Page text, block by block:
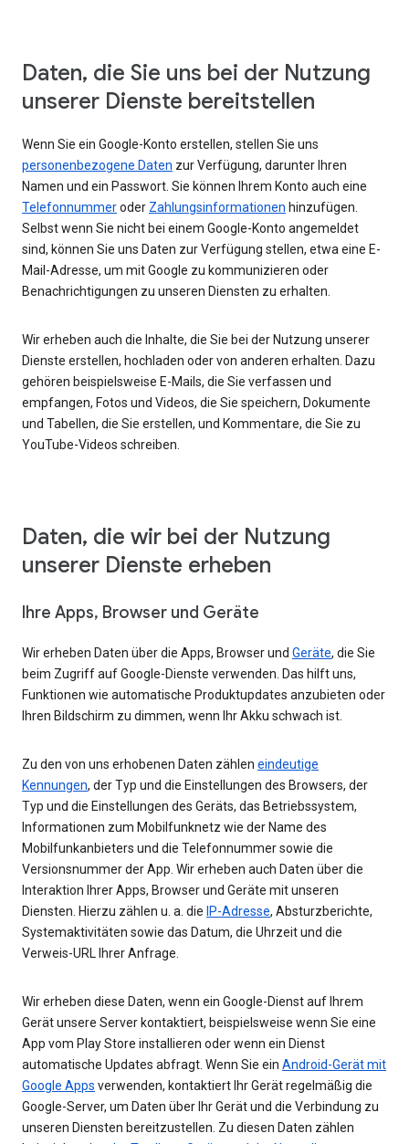
Daten, die Sie uns bei der Nutzung
unserer Dienste bereitstellen
Wenn Sie ein Google-Konto erstellen, stellen Sie uns
personenbezogene Daten zur Verfügung, darunter Ihren
Namen und ein Passwort. Sie können Ihrem Konto auch eine
Telefonnummeroder Zahlungsinformationen hinzufügen.
Selbst wenn Sie nicht bei einem Google-Konto angemeldet
sind, können Sie uns Daten zur Verfügung stellen, etwa eine E-
Mail-Adresse, um mit Google zu kommunizieren oder
Benachrichtigungen zu unseren Diensten zu erhalten.
Wir erheben auch die Inhalte, die Sie bei der Nutzung unserer
Dienste erstellen, hochladen oder von anderen erhalten. Dazu
gehören beispielsweise E-Mails, die Sie verfassen und
empfangen, Fotos und Videos, die Sie speichern, Dokumente
und Tabellen, die Sie erstellen, und Kommentare, die Sie zu
YouTube-Videos schreiben.
Daten, die wir bei der Nutzung
unserer Dienste erheben
Ihre Apps, Browser und Geräte
Wir erheben Daten über die Apps, Browser und Geräte, die Sie
beim Zugriff auf Google-Dienste verwenden. Das hilft uns,
Funktionen wie automatische Produktupdates anzubieten oder
Ihren Bildschirm zu dimmen, wenn Ihr Akku schwach ist.
Zu den von uns erhobenen Daten zählen eindeutige
Kennungen, der Typ und die Einstellungen des Browsers, der
Typ und die Einstellungen des Geräts, das Betriebssystem,
Informationen zum Mobilfunknetz wie der Name des
Mobilfunkanbieters und die Telefonnummer sowie die
Versionsnummer der App. Wir erheben auch Daten über die
Interaktion Ihrer Apps, Browser und Geräte mit unseren
Diensten. Hierzu zählen u. a. die IP-Adresse, Absturzberichte,
Systemaktivitäten sowie das Datum, die Uhrzeit und die
Verweis-URL Ihrer Anfrage.
Wir erheben diese Daten, wenn ein Google-Dienst auf Ihrem
Gerät unsere Server kontaktiert, beispielsweise wenn Sie eine
App vom Play Store installieren oder wenn ein Dienst
automatische Updates abfragt. Wenn Sie ein Android-Gerät mit
Google Apps verwenden, kontaktiert Ihr Gerät regelmäßig die
Google-Server, um Daten über Ihr Gerät und die Verbindung zu
unseren Diensten bereitzustellen. Zu diesen Daten zählen